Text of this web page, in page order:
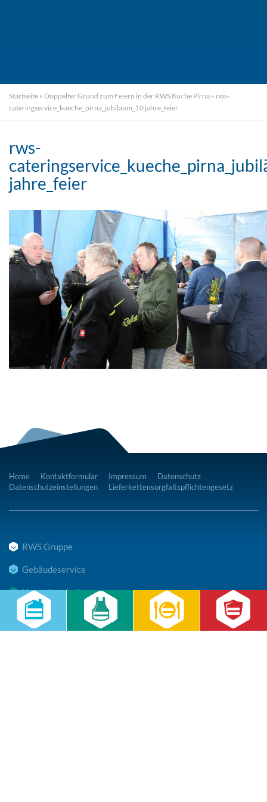
Startseite » Doppelter Grund zum Feiern in der RWS Küche Pirna » rws-
cateringservice_kueche_pirna_jubiläum_10 jahre_feier
rws-
jahre_feier
Home Kontaktformular Impressum
Datenschutz
Datenschutzeinstellungen
Lieferkettensorgfaltspflichtengesetz
RWS Gruppe
Gebäudeservice
Hauswirtschaft
Cateringservice